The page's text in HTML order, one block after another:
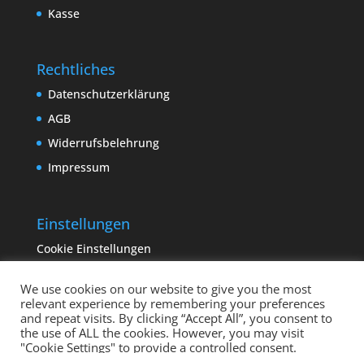
Kasse
Rechtliches
Datenschutzerklärung
AGB
Widerrufsbelehrung
Impressum
Einstellungen
Cookie Einstellungen
We use cookies on our website to give you the most
relevant experience by remembering your preferences
and repeat visits. By clicking “Accept All”, you consent to
the use of ALL the cookies. However, you may visit
"Cookie Settings" to provide a controlled consent.